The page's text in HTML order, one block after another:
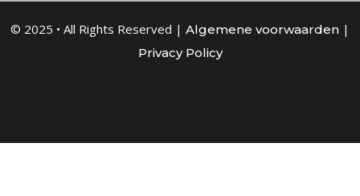
© 2025 • All Rights Reserved | Algemene voorwaarden |
Privacy Policy